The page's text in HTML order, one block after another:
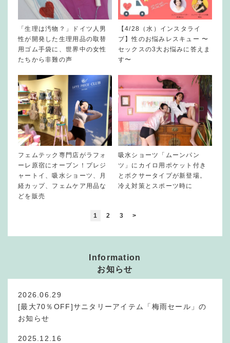
「生理は汚物？」ドイツ人男
性が開発した生理用品の取替
用ゴム手袋に、世界中の女性
たちから非難の声
【4/28（水）インスタライ
ブ】性のお悩みレスキュー 〜
セックスの3大お悩みに答えま
す〜
フェムテック専門店がラフォ
ーレ原宿にオープン！プレジ
ャートイ、吸水ショーツ、月
経カップ、フェムケア用品な
どを販売
吸水ショーツ「ムーンパン
ツ」にカイロ用ポケット付き
とボクサータイプが新登場。
冷え対策とスポーツ時に
1 2 3 >
Information
お知らせ
2026.06.29
[最大70％OFF]サニタリーアイテム「梅雨セール」の
お知らせ
2025.12.16